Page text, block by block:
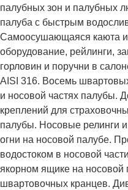
палубных зон и палубных
палуба с быстрым
Самоосушающаяся каюта и
оборудование, рейлинги,
горловин и поручни в
AISI 316. Восемь
и носовой частях палубы.
креплений для
палубы. Носовые релинги
огни на носовой палубе.
водостоком в носовой
якорном ящике на носовой
швартовочных кранцев.